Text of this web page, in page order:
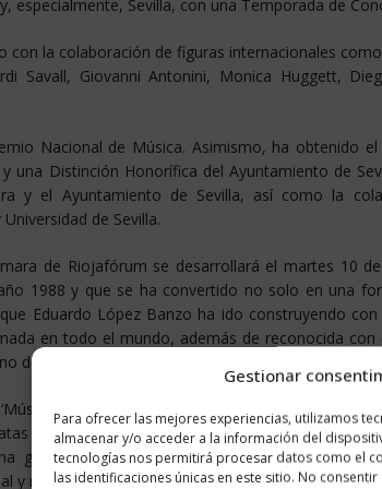
Gestionar
Para ofrecer las mejores experiencias, utilizamos
almacenar y/o acceder a la información del
tecnologías nos permitirá procesar datos como el
las identificaciones únicas en este sitio. No
especialmente, Sevilla, con una Temporada de
con la colaboración de figuras internacionales
Savall, Giovanni Antonini, Monica Huggett,
Nacional de Música. Asimismo, ha obtenido
una Distinción Honorífica del Ayuntamiento de
y el Ayuntamiento de Sevilla, así como la
de Sevilla.
de Riojafórum se desarrollará el martes 10
1988 y que se ha convertido no solo en una
Eduardo López Banzo ha ido construyendo
en todo el mundo, además de reconocida con
de España.
Romana’ donde los aficionados a Arcangelo
en trio, las sonatas da chiesa Op. 1 y Op. 3 y
gran calidad y durante el siglo XVIII fueron
y refinada factura.